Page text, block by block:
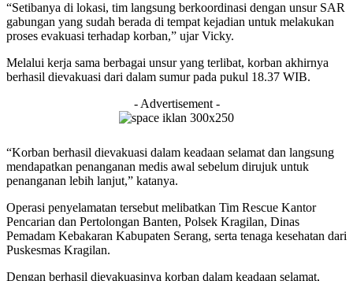
“Setibanya di lokasi, tim langsung berkoordinasi dengan unsur SAR
gabungan yang sudah berada di tempat kejadian untuk melakukan
proses evakuasi terhadap korban,” ujar Vicky.
Melalui kerja sama berbagai unsur yang terlibat, korban akhirnya
berhasil dievakuasi dari dalam sumur pada pukul 18.37 WIB.
- Advertisement -
“Korban berhasil dievakuasi dalam keadaan selamat dan langsung
mendapatkan penanganan medis awal sebelum dirujuk untuk
penanganan lebih lanjut,” katanya.
Operasi penyelamatan tersebut melibatkan Tim Rescue Kantor
Pencarian dan Pertolongan Banten, Polsek Kragilan, Dinas
Pemadam Kebakaran Kabupaten Serang, serta tenaga kesehatan dari
Puskesmas Kragilan.
Dengan berhasil dievakuasinya korban dalam keadaan selamat,